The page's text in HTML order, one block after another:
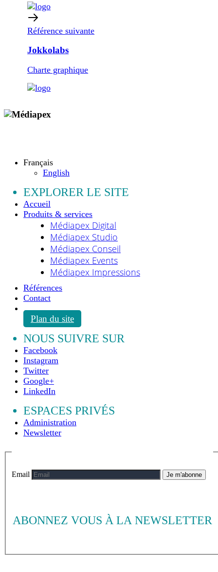
Référence suivante
Jokkolabs
Charte graphique
Français
English
EXPLORER LE SITE
Accueil
Produits & services
Médiapex Digital
Médiapex Studio
Médiapex Conseil
Médiapex Events
Médiapex Impressions
Références
Contact
Plan du site
NOUS SUIVRE SUR
Facebook
Instagram
Twitter
Google+
LinkedIn
ESPACES PRIVÉS
Administration
Newsletter
ABONNEZ VOUS À LA NEWSLETTER
Email Je m'abonne